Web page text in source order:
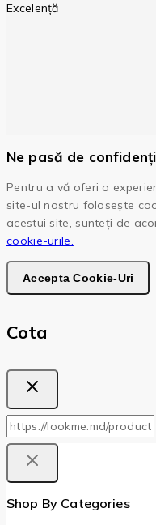
Excelență
Ne pasă de
Pentru a vă oferi o
site-ul nostru folosește
acestui site, sunteți de
cookie-urile.
Accepta Cookie-Uri
Cota
Shop By Categories